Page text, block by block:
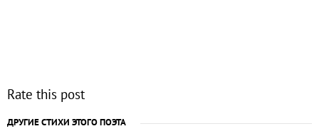
Rate this post
ДРУГИЕ СТИХИ ЭТОГО ПОЭТА